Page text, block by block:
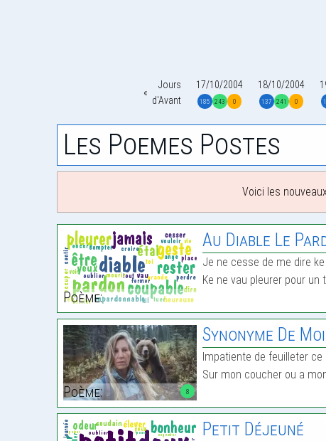
Jours
d'Avant
17/10/2004
185 243 0
18/10/2004
137 241 0
Les Poemes Postes
Voici les
Poème:
Au Diable Le
Je ne cesse de me dire
Ke ne vau pleurer pour
8
Poème:
Synonyme De
Impatiente de feuilleter ce
Sur mon coucher ou a
Petit Déjeuné